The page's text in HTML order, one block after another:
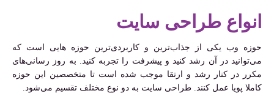
انواع طراحی سایت
حوزه وب یکی از جذاب‌ترین و کاربردی‌ترین حوزه هایی است که
می‌توانید در آن رشد کنید و پیشرفت را تجربه کنید. به روز رسانی‌های
مکرر در کنار رشد و ارتقا موجب شده است تا متخصصین این حوزه
کاملا پویا عمل کنند. طراحی سایت به دو نوع مختلف تقسیم می‌شود.